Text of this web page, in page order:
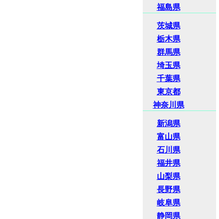
福島県
茨城県
栃木県
群馬県
埼玉県
千葉県
東京都
神奈川県
新潟県
富山県
石川県
福井県
山梨県
長野県
岐阜県
静岡県